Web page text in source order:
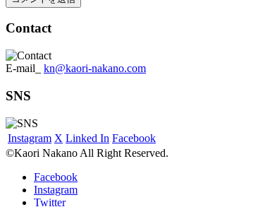
Contact
E-mail_ kn@kaori-nakano.com
SNS
Instagram X Linked In Facebook
©Kaori Nakano All Right Reserved.
Facebook
Instagram
Twitter